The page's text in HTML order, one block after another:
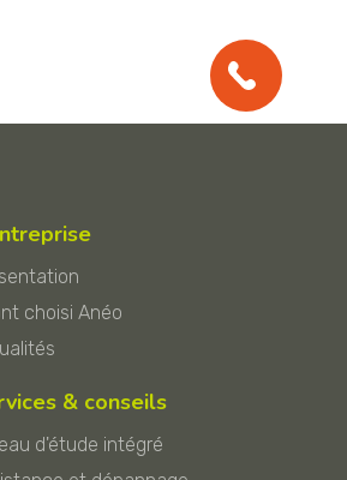
choisi Anéo
& conseils
d'étude intégré